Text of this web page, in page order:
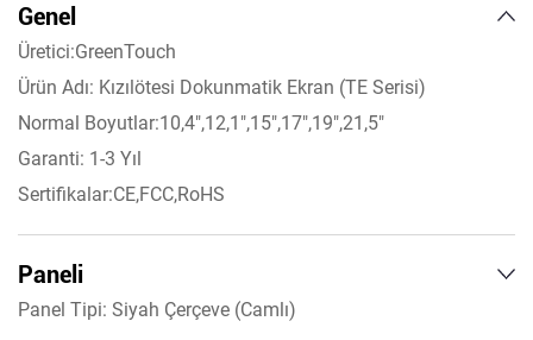
Genel
Üretici:GreenTouch
Ürün Adı: Kızılötesi Dokunmatik Ekran (TE Serisi)
Normal Boyutlar:10,4",12,1",15",17",19",21,5"
Garanti: 1-3 Yıl
Sertifikalar:CE,FCC,RoHS
Paneli
Panel Tipi: Siyah Çerçeve (Camlı)